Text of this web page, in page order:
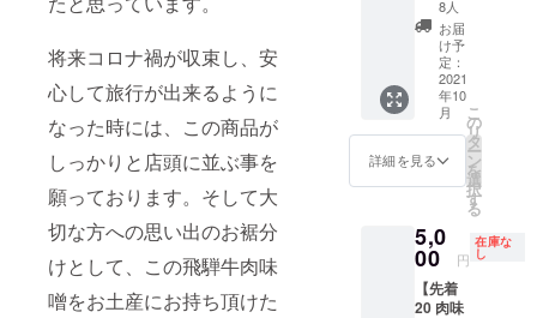
将来コロナ禍が収束し、安
心して旅行が出来るように
なった時には、この商品が
しっかりと店頭に並ぶ事を
願っております。そして大
切な方への思い出のお裾分
けとして、この飛騨牛肉味
噌をお土産にお持ち頂けた
個 飛騨
牛ビー
フカ
レー ×2
個 飛騨
牛赤ワ
イン煮
×2個 ど
て味噌
とろと
し ×3個
8人
お届
け予
定：
2021
年10
月
詳細を見る
こ
の
リ
タ
ー
ン
を
選
択
す
る
5,0
00 円
在庫な
し
【先着
20 肉味